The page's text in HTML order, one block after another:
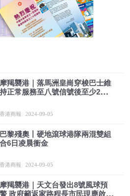
摩羯襲港｜落馬洲皇崗穿梭巴士維
持正常服務至八號信號後至少2小
香港商報 2024-09-05
巴黎殘奧丨硬地滾球港隊兩混雙組
合6日凌晨衝金
香港商報 2024-09-05
摩羯襲港｜天文台發出8號風球預
警 政府籲返家路程長市民現應啟程